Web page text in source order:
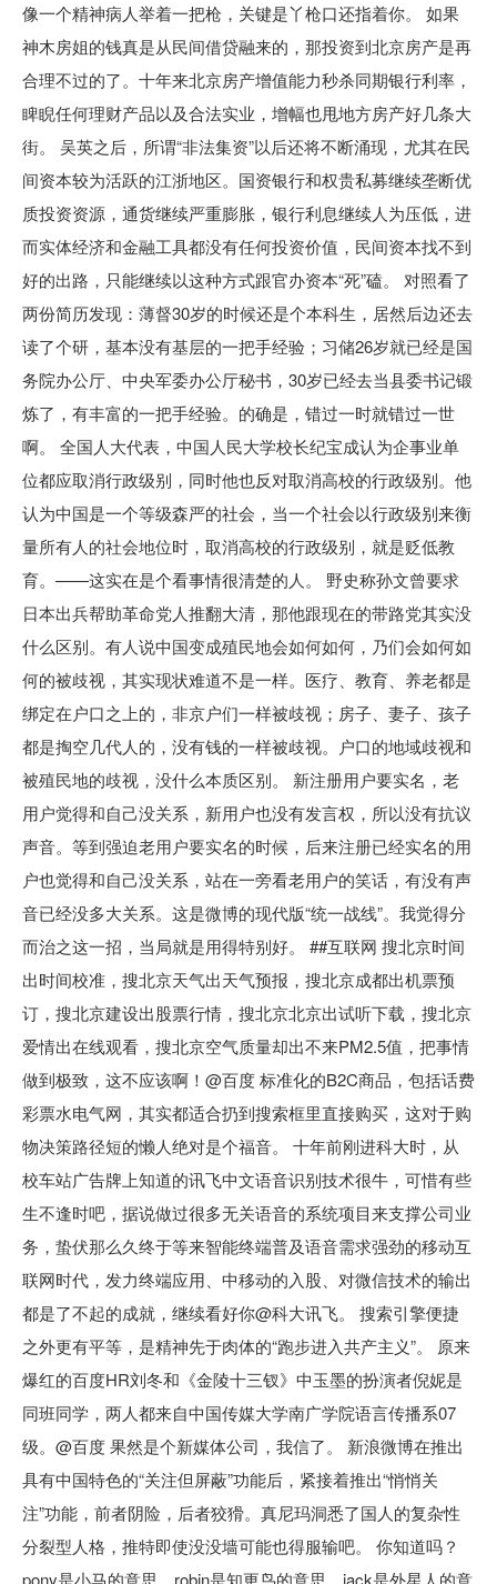
像一个精神病人举着一把枪，关键是丫枪口还指着你。 如果
神木房姐的钱真是从民间借贷融来的，那投资到北京房产是再
合理不过的了。十年来北京房产增值能力秒杀同期银行利率，
睥睨任何理财产品以及合法实业，增幅也甩地方房产好几条大
街。 吴英之后，所谓“非法集资”以后还将不断涌现，尤其在民
间资本较为活跃的江浙地区。国资银行和权贵私募继续垄断优
质投资资源，通货继续严重膨胀，银行利息继续人为压低，进
而实体经济和金融工具都没有任何投资价值，民间资本找不到
好的出路，只能继续以这种方式跟官办资本“死”磕。 对照看了
两份简历发现：薄督30岁的时候还是个本科生，居然后边还去
读了个研，基本没有基层的一把手经验；习储26岁就已经是国
务院办公厅、中央军委办公厅秘书，30岁已经去当县委书记锻
炼了，有丰富的一把手经验。的确是，错过一时就错过一世
啊。 全国人大代表，中国人民大学校长纪宝成认为企事业单
位都应取消行政级别，同时他也反对取消高校的行政级别。他
认为中国是一个等级森严的社会，当一个社会以行政级别来衡
量所有人的社会地位时，取消高校的行政级别，就是贬低教
育。——这实在是个看事情很清楚的人。 野史称孙文曾要求
日本出兵帮助革命党人推翻大清，那他跟现在的带路党其实没
什么区别。有人说中国变成殖民地会如何如何，乃们会如何如
何的被歧视，其实现状难道不是一样。医疗、教育、养老都是
绑定在户口之上的，非京户们一样被歧视；房子、妻子、孩子
都是掏空几代人的，没有钱的一样被歧视。户口的地域歧视和
被殖民地的歧视，没什么本质区别。 新注册用户要实名，老
用户觉得和自己没关系，新用户也没有发言权，所以没有抗议
声音。等到强迫老用户要实名的时候，后来注册已经实名的用
户也觉得和自己没关系，站在一旁看老用户的笑话，有没有声
音已经没多大关系。这是微博的现代版“统一战线”。我觉得分
而治之这一招，当局就是用得特别好。 ##互联网 搜北京时间
出时间校准，搜北京天气出天气预报，搜北京成都出机票预
订，搜北京建设出股票行情，搜北京北京出试听下载，搜北京
爱情出在线观看，搜北京空气质量却出不来PM2.5值，把事情
做到极致，这不应该啊！@百度 标准化的B2C商品，包括话费
彩票水电气网，其实都适合扔到搜索框里直接购买，这对于购
物决策路径短的懒人绝对是个福音。 十年前刚进科大时，从
校车站广告牌上知道的讯飞中文语音识别技术很牛，可惜有些
生不逢时吧，据说做过很多无关语音的系统项目来支撑公司业
务，蛰伏那么久终于等来智能终端普及语音需求强劲的移动互
联网时代，发力终端应用、中移动的入股、对微信技术的输出
都是了不起的成就，继续看好你@科大讯飞。 搜索引擎便捷
之外更有平等，是精神先于肉体的“跑步进入共产主义”。 原来
爆红的百度HR刘冬和《金陵十三钗》中玉墨的扮演者倪妮是
同班同学，两人都来自中国传媒大学南广学院语言传播系07
级。@百度 果然是个新媒体公司，我信了。 新浪微博在推出
具有中国特色的“关注但屏蔽”功能后，紧接着推出“悄悄关
注”功能，前者阴险，后者狡猾。真尼玛洞悉了国人的复杂性
分裂型人格，推特即使没没墙可能也得服输吧。 你知道吗？
pony是小马的意思，robin是知更鸟的意思，jack是外星人的意